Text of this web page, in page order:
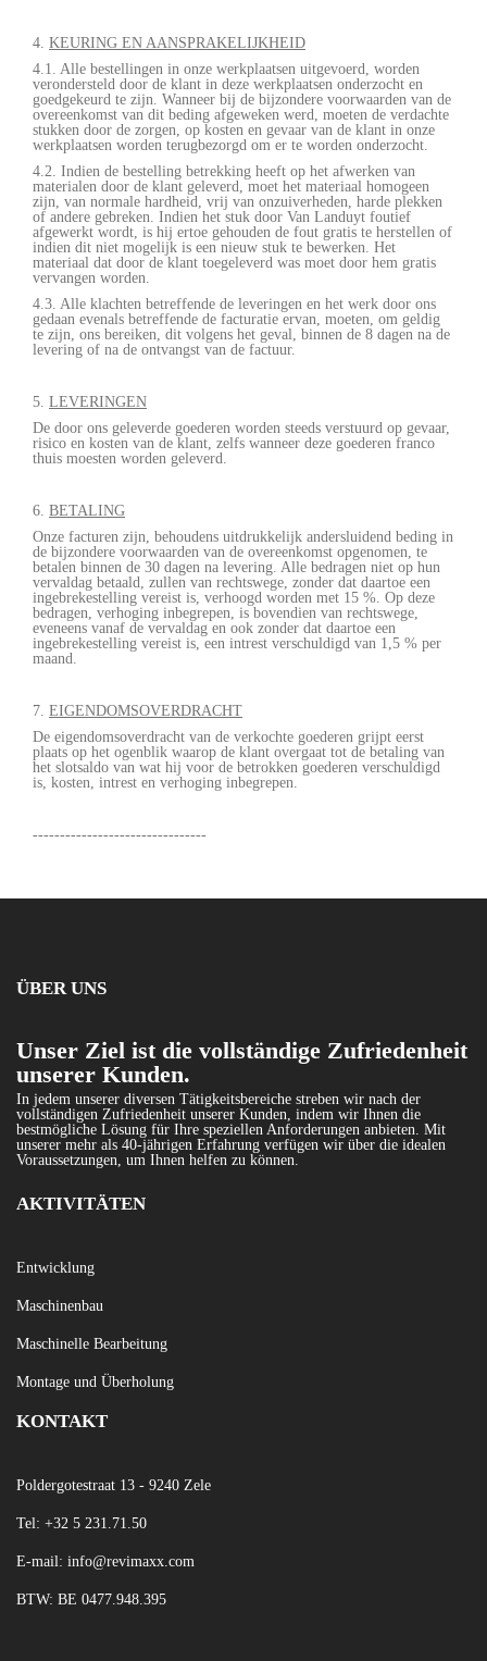
4. KEURING EN AANSPRAKELIJKHEID
4.1. Alle bestellingen in onze werkplaatsen uitgevoerd, worden
verondersteld door de klant in deze werkplaatsen onderzocht en
goedgekeurd te zijn. Wanneer bij de bijzondere voorwaarden van de
overeenkomst van dit beding afgeweken werd, moeten de verdachte
stukken door de zorgen, op kosten en gevaar van de klant in onze
werkplaatsen worden terugbezorgd om er te worden onderzocht.
4.2. Indien de bestelling betrekking heeft op het afwerken van
materialen door de klant geleverd, moet het materiaal homogeen
zijn, van normale hardheid, vrij van onzuiverheden, harde plekken
of andere gebreken. Indien het stuk door Van Landuyt foutief
afgewerkt wordt, is hij ertoe gehouden de fout gratis te herstellen of
indien dit niet mogelijk is een nieuw stuk te bewerken. Het
materiaal dat door de klant toegeleverd was moet door hem gratis
vervangen worden.
4.3. Alle klachten betreffende de leveringen en het werk door ons
gedaan evenals betreffende de facturatie ervan, moeten, om geldig
te zijn, ons bereiken, dit volgens het geval, binnen de 8 dagen na de
levering of na de ontvangst van de factuur.
5. LEVERINGEN
De door ons geleverde goederen worden steeds verstuurd op gevaar,
risico en kosten van de klant, zelfs wanneer deze goederen franco
thuis moesten worden geleverd.
6. BETALING
Onze facturen zijn, behoudens uitdrukkelijk andersluidend beding in
de bijzondere voorwaarden van de overeenkomst opgenomen, te
betalen binnen de 30 dagen na levering. Alle bedragen niet op hun
vervaldag betaald, zullen van rechtswege, zonder dat daartoe een
ingebrekestelling vereist is, verhoogd worden met 15 %. Op deze
bedragen, verhoging inbegrepen, is bovendien van rechtswege,
eveneens vanaf de vervaldag en ook zonder dat daartoe een
ingebrekestelling vereist is, een intrest verschuldigd van 1,5 % per
maand.
7. EIGENDOMSOVERDRACHT
De eigendomsoverdracht van de verkochte goederen grijpt eerst
plaats op het ogenblik waarop de klant overgaat tot de betaling van
het slotsaldo van wat hij voor de betrokken goederen verschuldigd
is, kosten, intrest en verhoging inbegrepen.
--------------------------------
ÜBER UNS
Unser Ziel ist die vollständige Zufriedenheit
unserer Kunden.
In jedem unserer diversen Tätigkeitsbereiche streben wir nach der
vollständigen Zufriedenheit unserer Kunden, indem wir Ihnen die
bestmögliche Lösung für Ihre speziellen Anforderungen anbieten. Mit
unserer mehr als 40-jährigen Erfahrung verfügen wir über die idealen
Voraussetzungen, um Ihnen helfen zu können.
AKTIVITÄTEN
Entwicklung
Maschinenbau
Maschinelle Bearbeitung
Montage und Überholung
KONTAKT
Poldergotestraat 13 - 9240 Zele
Tel: +32 5 231 .71.50
E-mail: info@revimaxx.com
BTW: BE 0477.948.395